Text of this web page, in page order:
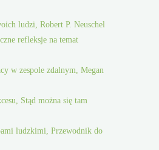
ludzi, Robert P. Neuschel
refleksje na temat
w zespole zdalnym, Megan
Stąd można się tam
ludzkimi, Przewodnik do